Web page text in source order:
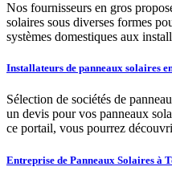
Nos fournisseurs en gros
solaires sous diverses formes
systèmes domestiques aux
Installateurs de panneaux solaires
Sélection de sociétés de
un devis pour vos panneaux
ce portail, vous pourrez
Entreprise de Panneaux Solaires à